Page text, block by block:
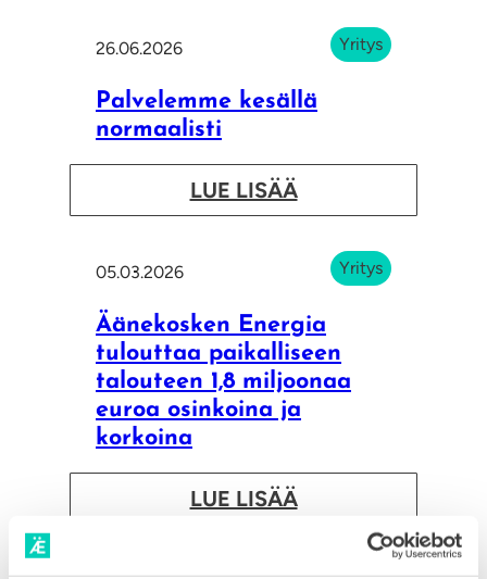
26.06.2026 Yritys
Palvelemme kesällä
normaalisti
LUE LISÄÄ:
P
v
e
l
e
m
e
05.03.2026 Yritys
Äänekosken Energia
tulouttaa paikalliseen
talouteen 1,8 miljoonaa
euroa osinkoina ja
korkoina
LUE LISÄÄ: